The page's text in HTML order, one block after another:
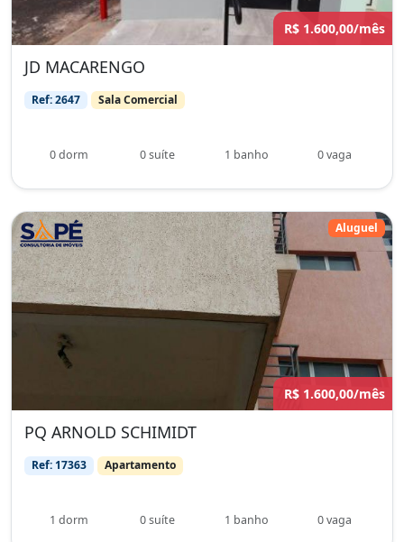
R$ 1.600,00/mês
JD MACARENGO
Ref: 2647 Sala Comercial
0 dorm 0 suíte 1 banho 0 vaga
Aluguel
R$ 1.600,00/mês
PQ ARNOLD SCHIMIDT
Ref: 17363 Apartamento
1 dorm 0 suíte 1 banho 0 vaga